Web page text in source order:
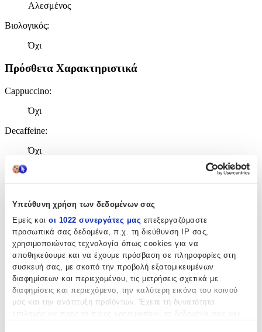
Υπεύθυνη χρήση των δεδομένων σας
Εμείς και οι 1022 συνεργάτες μας επεξεργαζόμαστε
προσωπικά σας δεδομένα, π.χ. τη διεύθυνση IP σας,
χρησιμοποιώντας τεχνολογία όπως cookies για να
αποθηκεύουμε και να έχουμε πρόσβαση σε πληροφορίες στη
συσκευή σας, με σκοπό την προβολή εξατομικευμένων
διαφημίσεων και περιεχομένου, τις μετρήσεις σχετικά με
διαφημίσεις και περιεχόμενο, την καλύτερη εικόνα του κοινού
μας και την ανάπτυξη προϊόντων. Έχετε τη δυνατότητα
Αλεσμένος
Βιολογικός:
Όχι
Πρόσθετα Χαρακτηριστικά
Cappuccino:
Όχι
Decaffeine:
Όχι
Single Origin
Πίσω
Ποικιλία καφέ που προέρχεται απόμία συγκεκριμένη
γεωγραφική περιοχή.
Γεύση:
Classic
Ποσότητα